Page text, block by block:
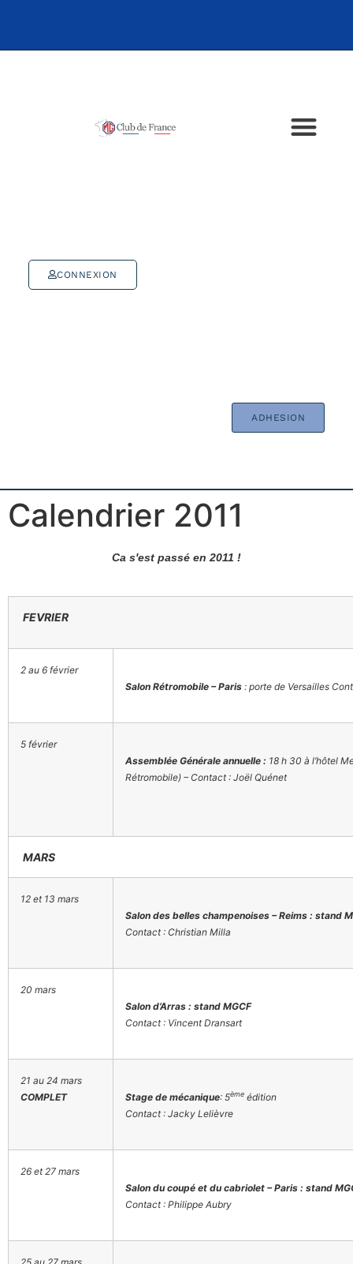
CONNEXION
ADHESION
Calendrier 2011
Ca s'est passé en 2011 !
FEVRIER
2 au 6 février
Salon Rétromobile – Paris : porte de Versailles
5 février
Assemblée Générale annuelle : 18 h 30 à l’hôtel
Rétromobile) – Contact : Joël Quénet
MARS
12 et 13 mars
Salon des belles champenoises – Reims : stand
Contact : Christian Milla
20 mars
Salon d’Arras : stand MGCF
Contact : Vincent Dransart
21 au 24 mars
COMPLET
Stage de mécanique: 5ème édition
Contact : Jacky Lelièvre
26 et 27 mars
Salon du coupé et du cabriolet – Paris : stand
Contact : Philippe Aubry